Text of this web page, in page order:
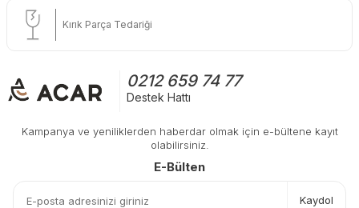
Kırık Parça Tedariği
0212 659 74 77
Destek Hattı
Kampanya ve yeniliklerden haberdar olmak için e-bültene kayıt
olabilirsiniz.
E-Bülten
Kaydol